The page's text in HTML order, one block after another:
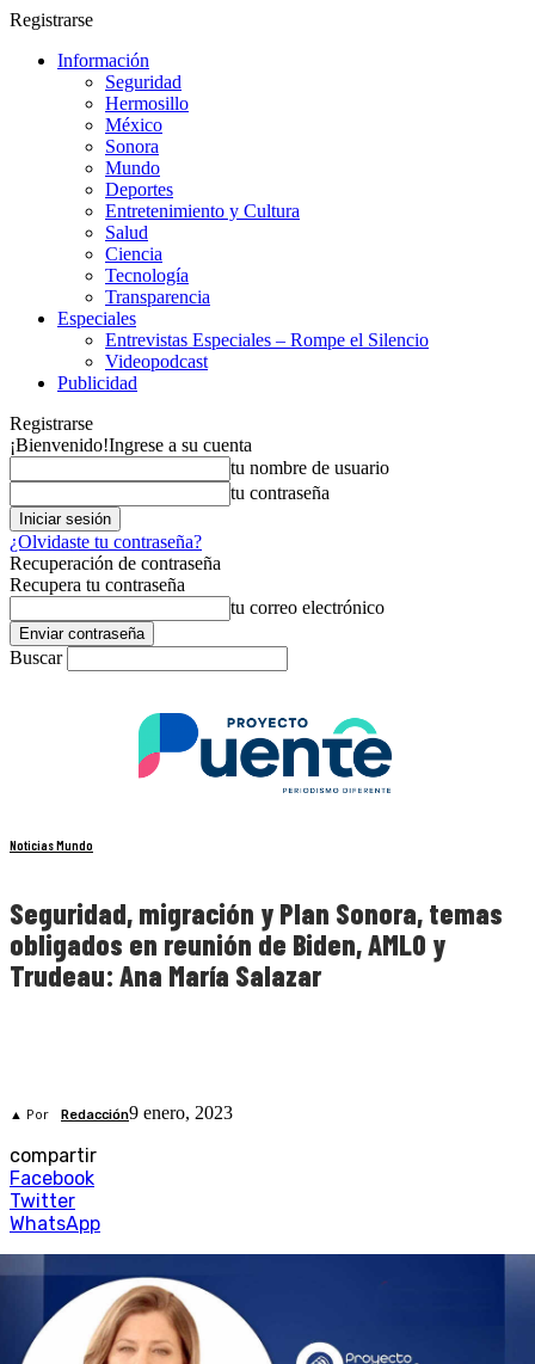
Registrarse
Información
Seguridad
Hermosillo
México
Sonora
Mundo
Deportes
Entretenimiento y Cultura
Salud
Ciencia
Tecnología
Transparencia
Especiales
Entrevistas Especiales – Rompe el Silencio
Videopodcast
Publicidad
Registrarse
¡Bienvenido!Ingrese a su cuenta
tu nombre de usuario
tu contraseña
¿Olvidaste tu contraseña?
Recuperación de contraseña
Recupera tu contraseña
tu correo electrónico
Buscar
Noticias Mundo
Seguridad, migración y Plan Sonora, temas
obligados en reunión de Biden, AMLO y
Trudeau: Ana María Salazar
▲ Por Redacción9 enero, 2023
compartir
Facebook
Twitter
WhatsApp